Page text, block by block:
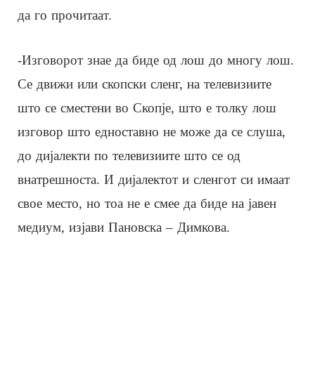
да го прочитаат.
-Изговорот знае да биде од лош до многу лош.
Се движи или скопски сленг, на телевизиите
што се сместени во Скопје, што е толку лош
изговор што едноставно не може да се слуша,
до дијалекти по телевизиите што се од
внатрешноста. И дијалектот и сленгот си имаат
свое место, но тоа не е смее да биде на јавен
медиум, изјави Пановска – Димкова.